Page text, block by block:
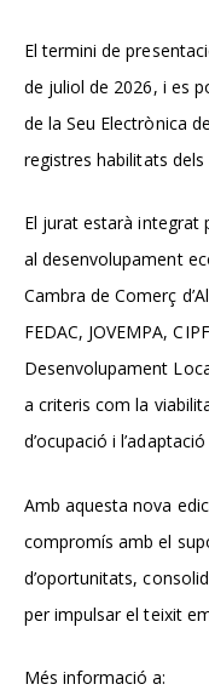
El termini de
de juliol de 2026, i es
de la Seu Electrònica
registres habilitats
El jurat estarà integrat
al desenvolupament
Cambra de Comerç
FEDAC, JOVEMPA,
Desenvolupament
a criteris com la
d’ocupació i
Amb aquesta nova
compromís amb el
d’oportunitats,
per impulsar el teixit
Més informació a: